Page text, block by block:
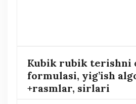
Kubik rubik terishni
formulasi, yig’ish
+rasmlar, sirlari